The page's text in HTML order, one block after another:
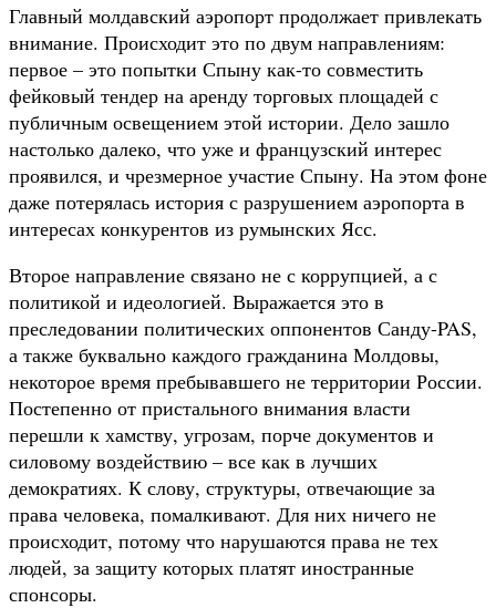
Главный молдавский аэропорт продолжает привлекать
внимание. Происходит это по двум направлениям:
первое – это попытки Спыну как-то совместить
фейковый тендер на аренду торговых площадей с
публичным освещением этой истории. Дело зашло
настолько далеко, что уже и французский интерес
проявился, и чрезмерное участие Спыну. На этом фоне
даже потерялась история с разрушением аэропорта в
интересах конкурентов из румынских Ясс.
Второе направление связано не с коррупцией, а с
политикой и идеологией. Выражается это в
преследовании политических оппонентов Санду-PAS,
а также буквально каждого гражданина Молдовы,
некоторое время пребывавшего не территории России.
Постепенно от пристального внимания власти
перешли к хамству, угрозам, порче документов и
силовому воздействию – все как в лучших
демократиях. К слову, структуры, отвечающие за
права человека, помалкивают. Для них ничего не
происходит, потому что нарушаются права не тех
людей, за защиту которых платят иностранные
спонсоры.